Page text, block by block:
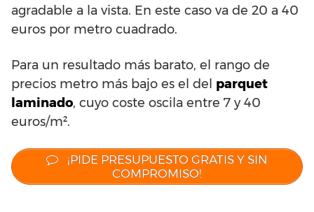
agradable a la vista. En este caso va de 20 a 40
euros por metro cuadrado.
Para un resultado más barato, el rango de
precios metro más bajo es el del parquet
laminado, cuyo coste oscila entre 7 y 40
euros/m².
¡PIDE PRESUPUESTO GRATIS Y SIN
COMPROMISO!